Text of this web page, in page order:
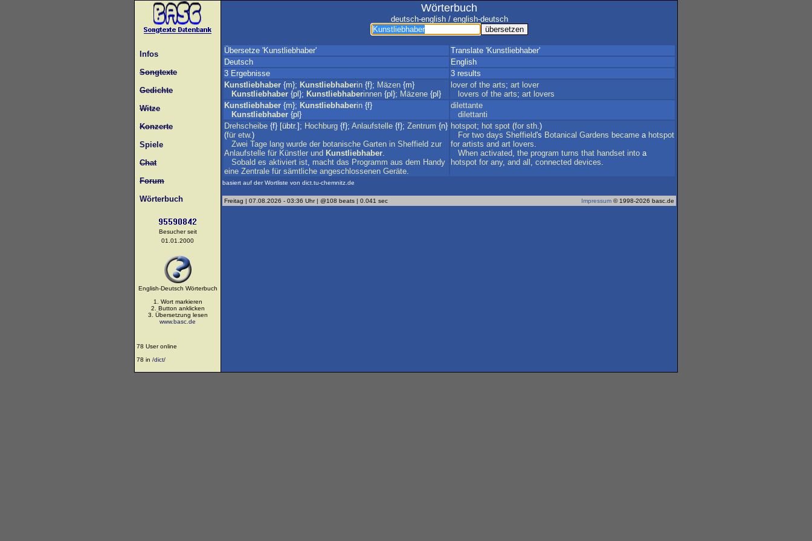
Infos
Songtexte
Gedichte
Witze
Konzerte
Spiele
Chat
Forum
Wörterbuch
Besucher seit
01.01.2000
English-Deutsch Wörterbuch
1. Wort markieren
2. Button anklicken
3. Übersetzung lesen
www.basc.de
78 User online
78 in /dict/
Wörterbuch
deutsch-english / english-deutsch
Übersetze 'Kunstliebhaber'
Translate 'Kunstliebhaber'
Deutsch
English
3 Ergebnisse
3 results
Kunstliebhaber {m}; Kunstliebhaberin {f}; Mäzen {m}
Kunstliebhaber {pl}; Kunstliebhaberinnen {pl}; Mäzene {pl}
lover of the arts; art lover
lovers of the arts; art lovers
Kunstliebhaber {m}; Kunstliebhaberin {f}
Kunstliebhaber {pl}
dilettante
dilettanti
Drehscheibe {f} [übtr.]; Hochburg {f}; Anlaufstelle {f}; Zentrum {n}
(für etw.)
Zwei Tage lang wurde der botanische Garten in Sheffield zur
Anlaufstelle für Künstler und Kunstliebhaber.
Sobald es aktiviert ist, macht das Programm aus dem Handy
eine Zentrale für sämtliche angeschlossenen Geräte.
hotspot; hot spot (for sth.)
For two days Sheffield's Botanical Gardens became a hotspot
for artists and art lovers.
When activated, the program turns that handset into a
hotspot for any, and all , connected devices.
basiert auf der Wortliste von dict.tu-chemnitz.de
Freitag | 07.08.2026 - 03:36 Uhr | @108 beats | 0.041 sec Impressum © 1998-2026 basc.de